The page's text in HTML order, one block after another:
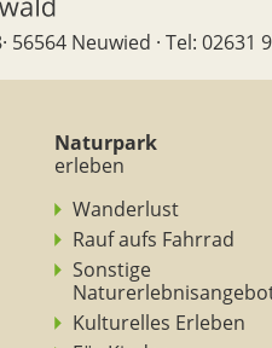
Neuwied · Tel: 02631
Naturpark
erleben
Wanderlust
Rauf aufs Fahrrad
Sonstige
Kulturelles Erleben